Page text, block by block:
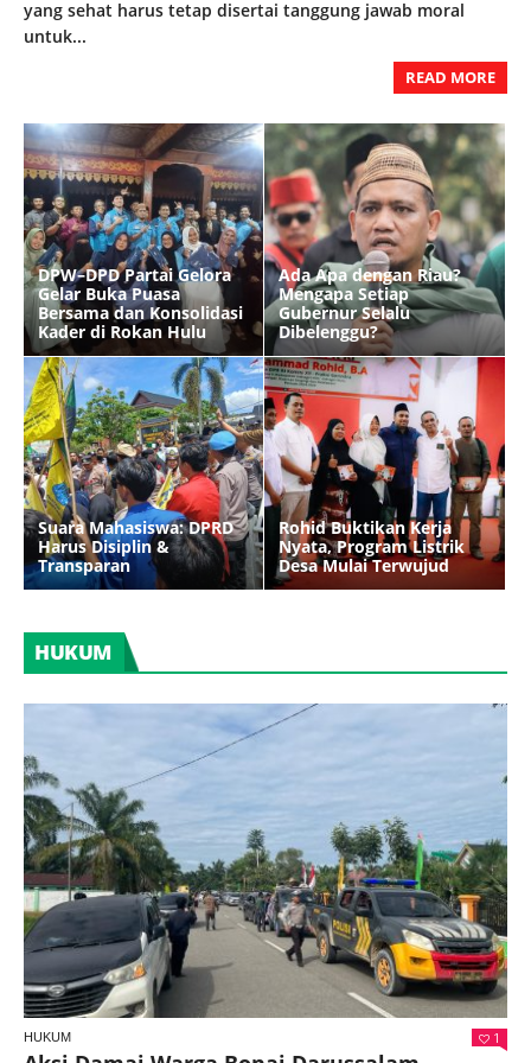
yang sehat harus tetap disertai tanggung jawab moral
untuk...
READ MORE
DPW–DPD Partai Gelora
Gelar Buka Puasa
Bersama dan Konsolidasi
Kader di Rokan Hulu
Ada Apa dengan Riau?
Mengapa Setiap
Gubernur Selalu
Dibelenggu?
Suara Mahasiswa: DPRD
Harus Disiplin &
Transparan
Rohid Buktikan Kerja
Nyata, Program Listrik
Desa Mulai Terwujud
HUKUM
HUKUM 1
HUKUM
Polisi Ringkus Pelaku Jambret di Rokan IV
Koto, Ditangkap Saat Bersembunyi di
Pelalawan
Redaksi Jul 09, 2026
HUKUM
Penemuan Bayi Perempuan di Ujung Batu
Hebohkan Warga Rokan Hulu